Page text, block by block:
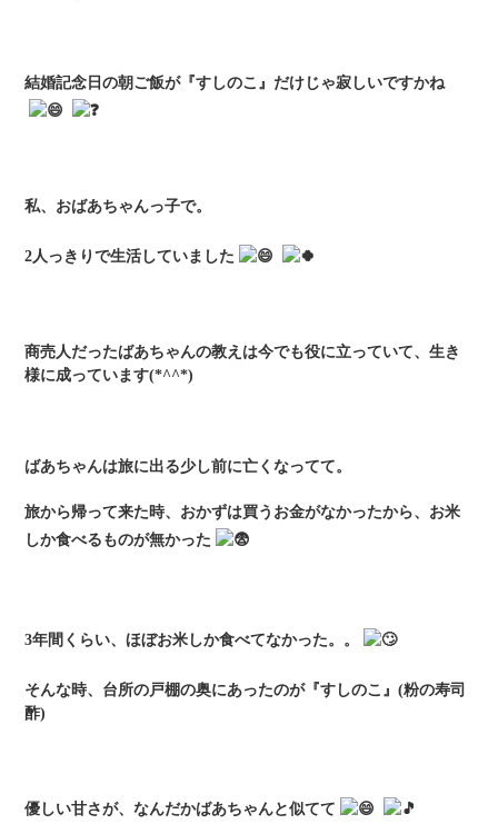
結婚記念日の朝ご飯が『すしのこ』だけじゃ寂しいですかね
私、おばあちゃんっ子で。
2人っきりで生活していました
商売人だったばあちゃんの教えは今でも役に立っていて、生き
様に成っています(*^^*)
ばあちゃんは旅に出る少し前に亡くなってて。
旅から帰って来た時、おかずは買うお金がなかったから、お米
しか食べるものが無かった
3年間くらい、ほぼお米しか食べてなかった。。
そんな時、台所の戸棚の奥にあったのが『すしのこ』(粉の寿司
酢)
優しい甘さが、なんだかばあちゃんと似てて